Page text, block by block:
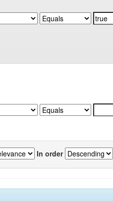
In order